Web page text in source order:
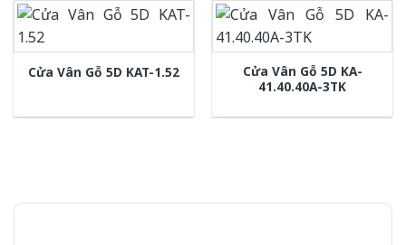
Cửa Vân Gỗ 5D KAT-1.52
Cửa Vân Gỗ 5D KA-
41.40.40A-3TK